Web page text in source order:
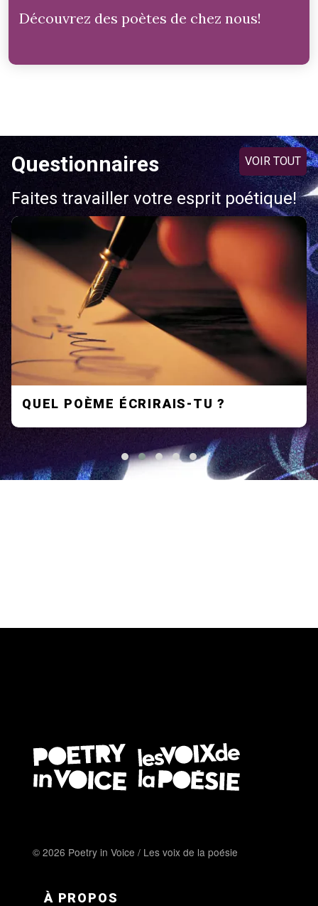
Découvrez des poètes de chez nous!
Questionnaires
Faites travailler votre esprit poétique!
QUEL POÈME ÉCRIRAIS-TU ?
VOIR TOUT
© 2026 Poetry in Voice / Les voix de la poésie
FOOTER MENU FR
À PROPOS